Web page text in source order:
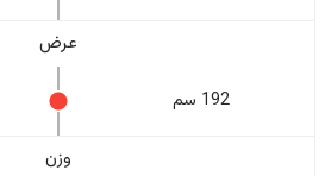
عرض
192 سم
وزن